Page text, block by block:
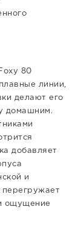
80
линии,
делают его
домашним.
добавляет
и
перегружает
ощущение